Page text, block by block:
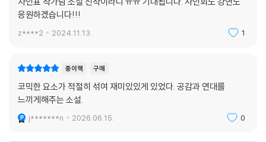
응원하겠습니다!!!
z****2 2024.11.13. 1
종이책 구매
코믹한 요소가 적절히 섞여 재미있있게 있었다. 공감과 연대를
느끼게해주는 소설.
j*******n 2026.06.15. 0